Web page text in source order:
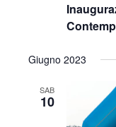
Giugno 2023
SAB
10